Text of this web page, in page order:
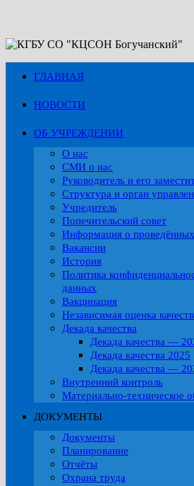
Перейти
к
содержимому
ГЛАВНАЯ
НОВОСТИ
ОБ УЧРЕЖДЕНИИ
О нас
СМИ о нас
Руководитель и его
Структура и орган
Учредитель
Попечительский совет
Информация о
Вакансии
История
Политика
данных
Вакцинация
Независимая оценка
Декада качества
Декада качества —
Декада качества 2025
Декада качества —
Внутренний контроль
Материально-техническое
ДОКУМЕНТЫ
Документы
Планирование
Отчёты
Охрана труда